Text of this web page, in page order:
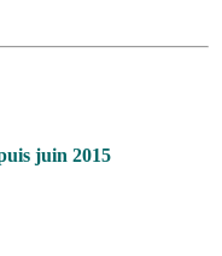
juin 2015